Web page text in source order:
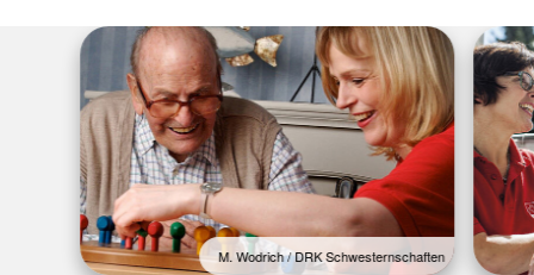
M. Wodrich / DRK Schwesternschaften